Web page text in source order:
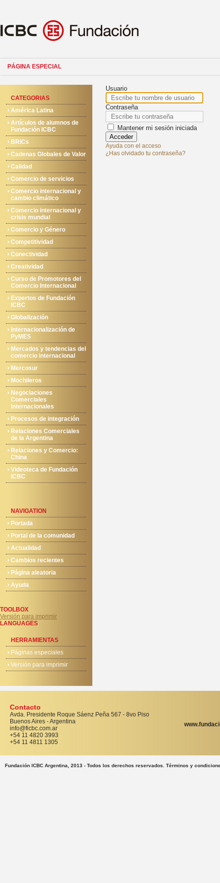
PÁGINA ESPECIAL
CATEGORIAS
América Latina
Artículos de alumnos de
Fundación ICBC
BRICs
Cadenas Globales de Valor
Calidad
Comercio de servicios
Comercio internacional y
cambio climático
Comercio internacional y
crisis mundial
Comercio y Género
Competitividad
Conectividad
Creatividad
Curso de Promotores del
Comercio Internacional
Expertos de Fundación
ICBC
Globalización
Internacionalización de
PyMES
Mercados y tendencias del
comercio internacional
Mercosur
Mochileros
Negociaciones
Comerciales
Internacionales
Procesos de integración
Relaciones Comerciales
de la Argentina
Relaciones y Comercio:
China
Videoteca de Fundación
ICBC
NAVIGATION
Portada
Portal de la comunidad
Actualidad
Cambios recientes
Página aleatoria
Ayuda
TOOLBOX
Versión para imprimir
LANGUAGES
HERRAMIENTAS
Páginas especiales
Versión para imprimir
Usuario
Contraseña
Mantener mi sesión iniciada
Acceder
Ayuda con el acceso
¿Has olvidado tu contraseña?
Contacto
Avda. Presidente Roque Sáenz Peña 567 - 8vo Piso
Buenos Aires - Argentina
info@ficbc.com.ar
+54 11 4820 3993
+54 11 4811 1305
Fundación ICBC Argentina, 2013 - Todos los derechos reservados. Términos y